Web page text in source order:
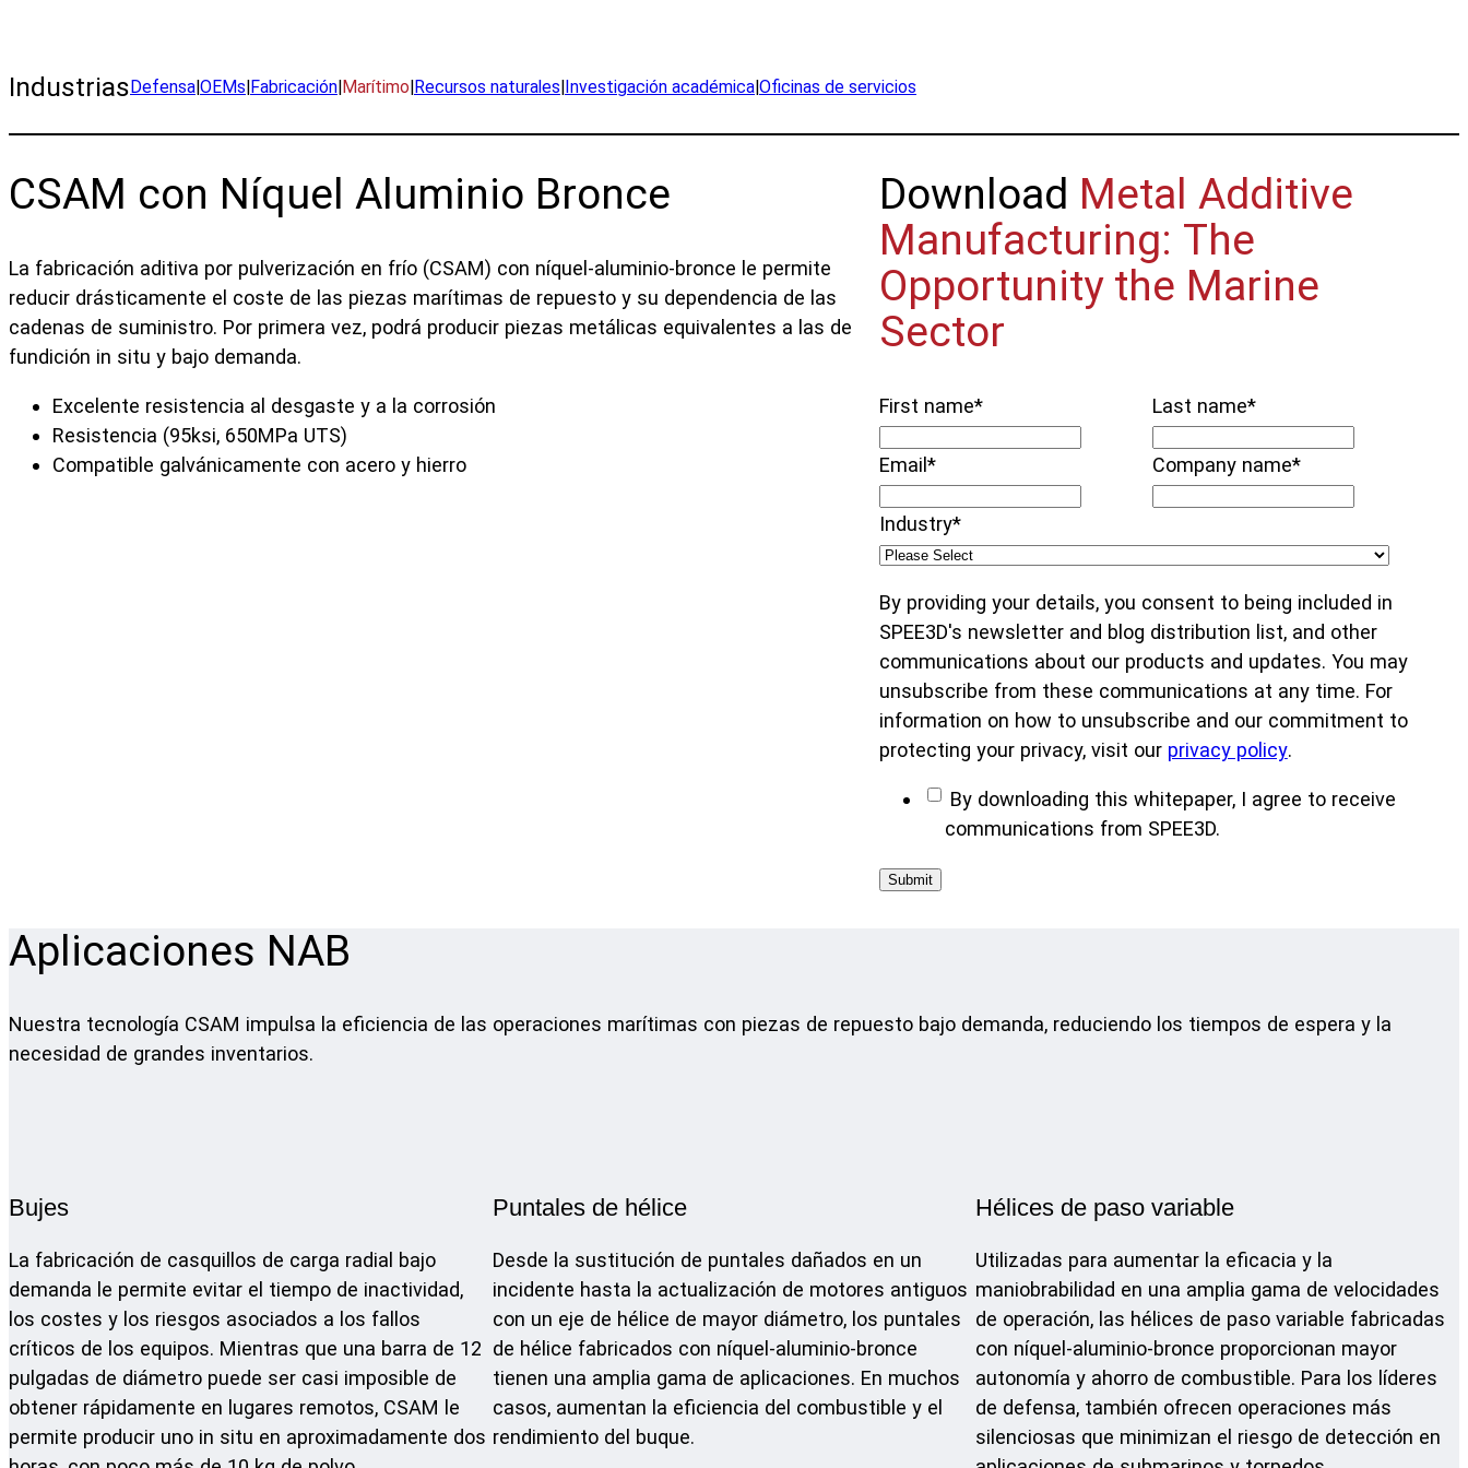
IndustriasDefensa|OEMs|Fabricación|Marítimo|Recursos naturales|Investigación académica|Oficinas de servicios
CSAM con Níquel Aluminio Bronce
La fabricación aditiva por pulverización en frío (CSAM) con níquel-aluminio-bronce le permite
reducir drásticamente el coste de las piezas marítimas de repuesto y su dependencia de las
cadenas de suministro. Por primera vez, podrá producir piezas metálicas equivalentes a las de
fundición in situ y bajo demanda.
Excelente resistencia al desgaste y a la corrosión
Resistencia (95ksi, 650MPa UTS)
Compatible galvánicamente con acero y hierro
Download Metal Additive
Manufacturing: The
Opportunity the Marine
Sector
First name* Last name*
Email* Company name*
Industry*
By providing your details, you consent to being included in
SPEE3D's newsletter and blog distribution list, and other
communications about our products and updates. You may
unsubscribe from these communications at any time. For
information on how to unsubscribe and our commitment to
protecting your privacy, visit our privacy policy.
By downloading this whitepaper, I agree to receive
communications from SPEE3D.
Aplicaciones NAB
Nuestra tecnología CSAM impulsa la eficiencia de las operaciones marítimas con piezas de repuesto bajo demanda, reduciendo los tiempos de espera y la
necesidad de grandes inventarios.
Bujes
La fabricación de casquillos de carga radial bajo
demanda le permite evitar el tiempo de inactividad,
los costes y los riesgos asociados a los fallos
críticos de los equipos. Mientras que una barra de 12
pulgadas de diámetro puede ser casi imposible de
obtener rápidamente en lugares remotos, CSAM le
permite producir uno in situ en aproximadamente dos
Puntales de hélice
Desde la sustitución de puntales dañados en un
incidente hasta la actualización de motores antiguos
con un eje de hélice de mayor diámetro, los puntales
de hélice fabricados con níquel-aluminio-bronce
tienen una amplia gama de aplicaciones. En muchos
casos, aumentan la eficiencia del combustible y el
rendimiento del buque.
Hélices de paso variable
Utilizadas para aumentar la eficacia y la
maniobrabilidad en una amplia gama de velocidades
de operación, las hélices de paso variable fabricadas
con níquel-aluminio-bronce proporcionan mayor
autonomía y ahorro de combustible. Para los líderes
de defensa, también ofrecen operaciones más
silenciosas que minimizan el riesgo de detección en